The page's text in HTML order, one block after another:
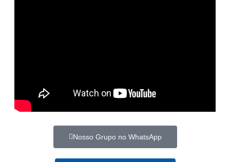
Nosso Grupo no WhatsApp